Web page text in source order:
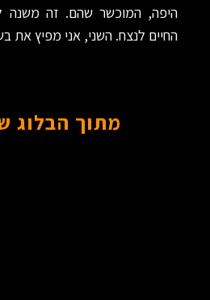
היפה, המוכשר שהם. זה משנה
החיים לנצח. השני, אני מפיץ את
מתוך הבלוג